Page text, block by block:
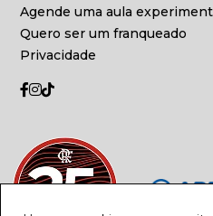
Agende uma aula
Quero ser um franqueado
Privacidade